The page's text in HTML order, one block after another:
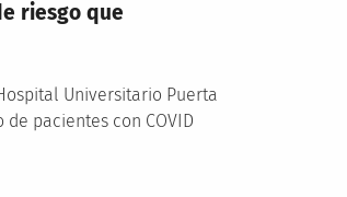
riesgo que
Universitario Puerta
pacientes con COVID